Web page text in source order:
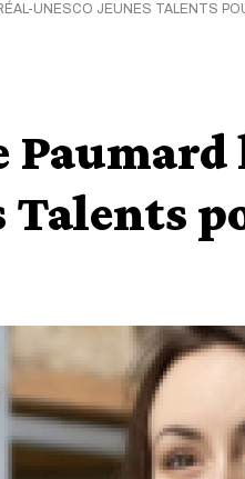
UNESCO JEUNES TALENTS
Talents